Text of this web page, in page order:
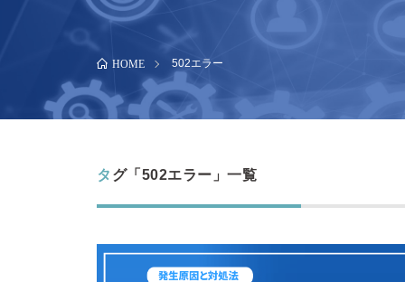
HOME 502エラー
タグ「502エラー」一覧